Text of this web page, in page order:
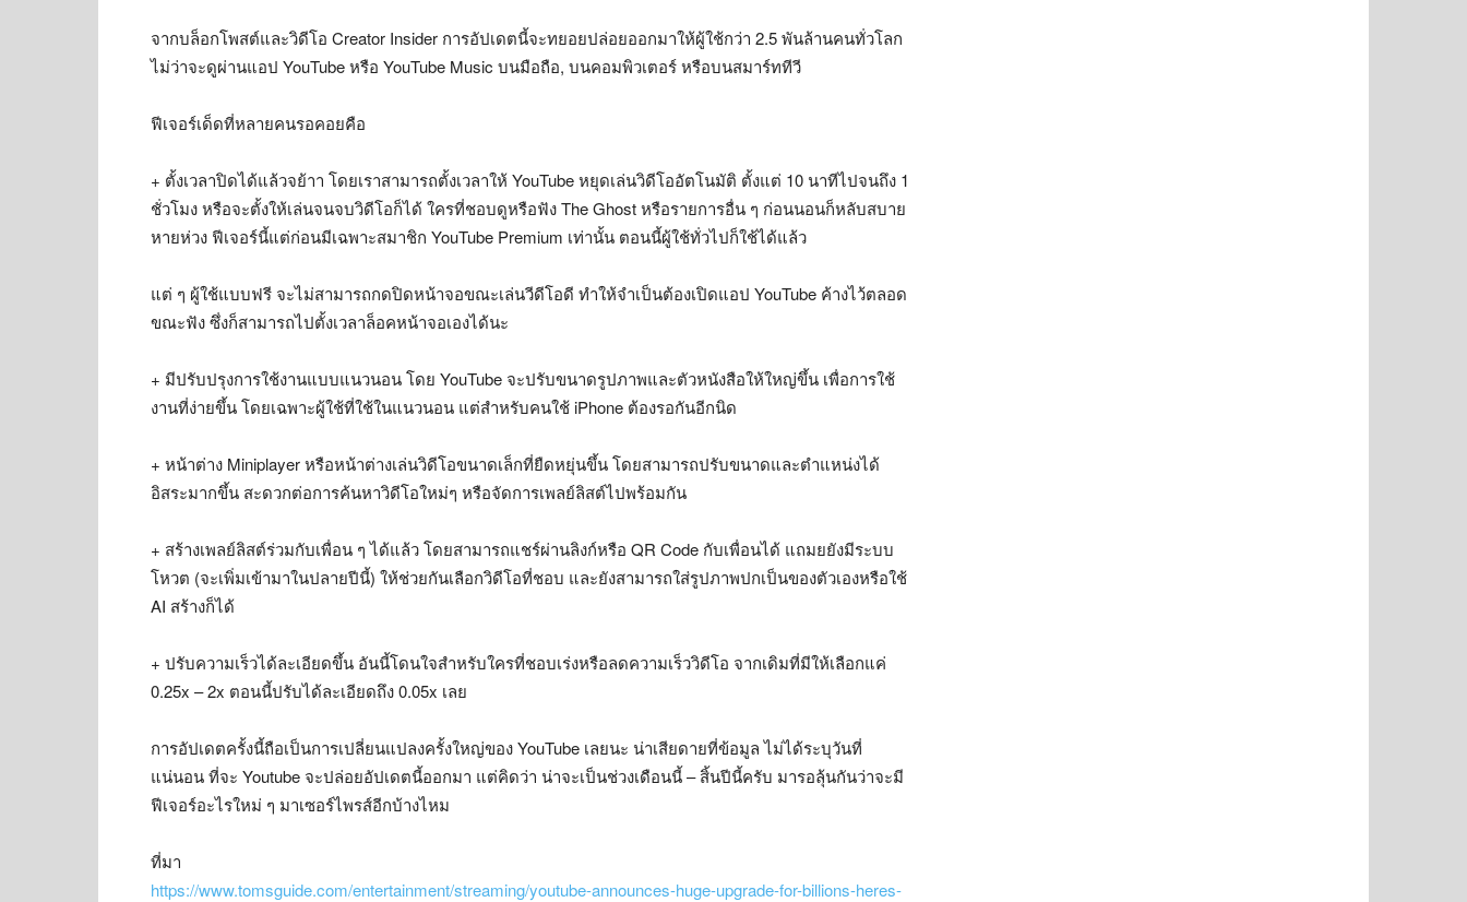
จากบล็อกโพสต์และวิดีโอ Creator Insider การอัปเดตนี้จะทยอยปล่อยออกมาให้ผู้ใช้กว่า 2.5 พันล้านคนทั่วโลก
ไม่ว่าจะดูผ่านแอป YouTube หรือ YouTube Music บนมือถือ, บนคอมพิวเตอร์ หรือบนสมาร์ททีวี
ฟีเจอร์เด็ดที่หลายคนรอคอยคือ
+ ตั้งเวลาปิดได้แล้วจย้าา โดยเราสามารถตั้งเวลาให้ YouTube หยุดเล่นวิดีโออัตโนมัติ ตั้งแต่ 10 นาทีไปจนถึง 1
ชั่วโมง หรือจะตั้งให้เล่นจนจบวิดีโอก็ได้ ใครที่ชอบดูหรือฟัง The Ghost หรือรายการอื่น ๆ ก่อนนอนก็หลับสบาย
หายห่วง ฟีเจอร์นี้แต่ก่อนมีเฉพาะสมาชิก YouTube Premium เท่านั้น ตอนนี้ผู้ใช้ทั่วไปก็ใช้ได้แล้ว
แต่ ๆ ผู้ใช้แบบฟรี จะไม่สามารถกดปิดหน้าจอขณะเล่นวีดีโอดี ทำให้จำเป็นต้องเปิดแอป YouTube ค้างไว้ตลอด
ขณะฟัง ซึ่งก็สามารถไปตั้งเวลาล็อคหน้าจอเองได้นะ
+ มีปรับปรุงการใช้งานแบบแนวนอน โดย YouTube จะปรับขนาดรูปภาพและตัวหนังสือให้ใหญ่ขึ้น เพื่อการใช้
งานที่ง่ายขึ้น โดยเฉพาะผู้ใช้ที่ใช้ในแนวนอน แต่สำหรับคนใช้ iPhone ต้องรอกันอีกนิด
+ หน้าต่าง Miniplayer หรือหน้าต่างเล่นวิดีโอขนาดเล็กที่ยืดหยุ่นขึ้น โดยสามารถปรับขนาดและตำแหน่งได้
อิสระมากขึ้น สะดวกต่อการค้นหาวิดีโอใหม่ๆ หรือจัดการเพลย์ลิสต์ไปพร้อมกัน
+ สร้างเพลย์ลิสต์ร่วมกับเพื่อน ๆ ได้แล้ว โดยสามารถแชร์ผ่านลิงก์หรือ QR Code กับเพื่อนได้ แถมยยังมีระบบ
โหวต (จะเพิ่มเข้ามาในปลายปีนี้) ให้ช่วยกันเลือกวิดีโอที่ชอบ และยังสามารถใส่รูปภาพปกเป็นของตัวเองหรือใช้
AI สร้างก็ได้
+ ปรับความเร็วได้ละเอียดขึ้น อันนี้โดนใจสำหรับใครที่ชอบเร่งหรือลดความเร็ววิดีโอ จากเดิมที่มีให้เลือกแค่
0.25x – 2x ตอนนี้ปรับได้ละเอียดถึง 0.05x เลย
การอัปเดตครั้งนี้ถือเป็นการเปลี่ยนแปลงครั้งใหญ่ของ YouTube เลยนะ น่าเสียดายที่ข้อมูล ไม่ได้ระบุวันที่
แน่นอน ที่จะ Youtube จะปล่อยอัปเดตนี้ออกมา แต่คิดว่า น่าจะเป็นช่วงเดือนนี้ – สิ้นปีนี้ครับ มารอลุ้นกันว่าจะมี
ฟีเจอร์อะไรใหม่ ๆ มาเซอร์ไพรส์อีกบ้างไหม
ที่มา
https://www.tomsguide.com/entertainment/streaming/youtube-announces-huge-upgrade-for-billions-heres-